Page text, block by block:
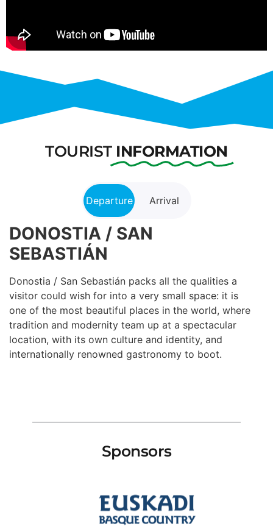
TOURIST INFORMATION
Departure Arrival
DONOSTIA / SAN
SEBASTIÁN
Donostia / San Sebastián packs all the qualities a
visitor could wish for into a very small space: it is
one of the most beautiful places in the world, where
tradition and modernity team up at a spectacular
location, with its own culture and identity, and
internationally renowned gastronomy to boot.
Sponsors